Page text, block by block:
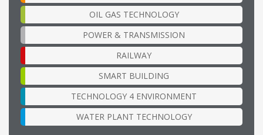
OIL GAS TECHNOLOGY
POWER & TRANSMISSION
RAILWAY
SMART BUILDING
TECHNOLOGY 4 ENVIRONMENT
WATER PLANT TECHNOLOGY